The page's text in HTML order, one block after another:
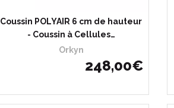
Coussin POLYAIR 6 cm de hauteur
- Coussin à Cellules…
Orkyn
248,00€